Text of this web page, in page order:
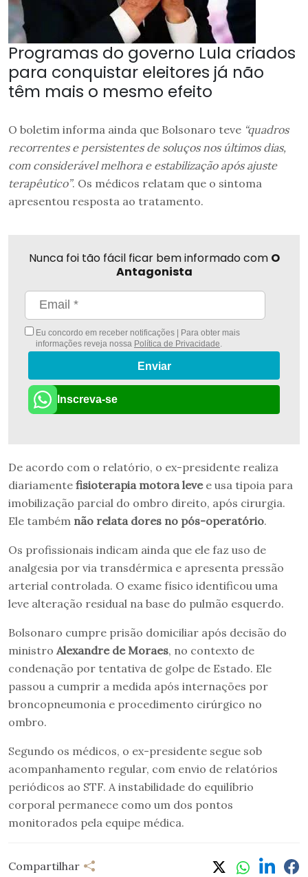
Programas do governo Lula criados
para conquistar eleitores já não
têm mais o mesmo efeito
O boletim informa ainda que Bolsonaro teve “quadros
recorrentes e persistentes de soluços nos últimos dias,
com considerável melhora e estabilização após ajuste
terapêutico”. Os médicos relatam que o sintoma
apresentou resposta ao tratamento.
Nunca foi tão fácil ficar bem informado com O
Antagonista
Eu concordo em receber notificações | Para obter mais
informações reveja nossa Política de Privacidade.
Enviar
Inscreva-se
De acordo com o relatório, o ex-presidente realiza
diariamente fisioterapia motora levee usa tipoia para
imobilização parcial do ombro direito, após cirurgia.
Ele também não relata dores no pós-operatório.
Os profissionais indicam ainda que ele faz uso de
analgesia por via transdérmica e apresenta pressão
arterial controlada. O exame físico identificou uma
leve alteração residual na base do pulmão esquerdo.
Bolsonaro cumpre prisão domiciliar após decisão do
ministro Alexandre de Moraes, no contexto de
condenação por tentativa de golpe de Estado. Ele
passou a cumprir a medida após internações por
broncopneumonia e procedimento cirúrgico no
ombro.
Segundo os médicos, o ex-presidente segue sob
acompanhamento regular, com envio de relatórios
periódicos ao STF. A instabilidade do equilíbrio
corporal permanece como um dos pontos
monitorados pela equipe médica.
Compartilhar